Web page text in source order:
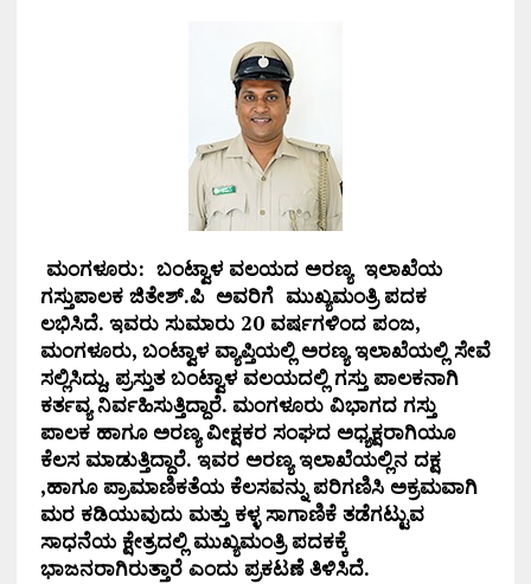
ಮಂಗಳೂರು: ಬಂಟ್ವಾಳ ವಲಯದ ಅರಣ್ಯ ಇಲಾಖೆಯ
ಗಸ್ತುಪಾಲಕ ಜಿತೇಶ್.ಪಿ ಅವರಿಗೆ ಮುಖ್ಯಮಂತ್ರಿ ಪದಕ
ಲಭಿಸಿದೆ. ಇವರು ಸುಮಾರು 20 ವರ್ಷಗಳಿಂದ ಪಂಜ,
ಮಂಗಳೂರು, ಬಂಟ್ವಾಳ ವ್ಯಾಪ್ತಿಯಲ್ಲಿ ಅರಣ್ಯ ಇಲಾಖೆಯಲ್ಲಿ ಸೇವೆ
ಸಲ್ಲಿಸಿದ್ದು, ಪ್ರಸ್ತುತ ಬಂಟ್ವಾಳ ವಲಯದಲ್ಲಿ ಗಸ್ತು ಪಾಲಕನಾಗಿ
ಕರ್ತವ್ಯ ನಿರ್ವಹಿಸುತ್ತಿದ್ದಾರೆ. ಮಂಗಳೂರು ವಿಭಾಗದ ಗಸ್ತು
ಪಾಲಕ ಹಾಗೂ ಅರಣ್ಯ ವೀಕ್ಷಕರ ಸಂಘದ ಅಧ್ಯಕ್ಷರಾಗಿಯೂ
ಕೆಲಸ ಮಾಡುತ್ತಿದ್ದಾರೆ. ಇವರ ಅರಣ್ಯ ಇಲಾಖೆಯಲ್ಲಿನ ದಕ್ಷ
,ಹಾಗೂ ಪ್ರಾಮಾಣಿಕತೆಯ ಕೆಲಸವನ್ನು ಪರಿಗಣಿಸಿ ಅಕ್ರಮವಾಗಿ
ಮರ ಕಡಿಯುವುದು ಮತ್ತು ಕಳ್ಳ ಸಾಗಾಣಿಕೆ ತಡೆಗಟ್ಟುವ
ಸಾಧನೆಯ ಕ್ಷೇತ್ರದಲ್ಲಿ ಮುಖ್ಯಮಂತ್ರಿ ಪದಕಕ್ಕೆ
ಭಾಜನರಾಗಿರುತ್ತಾರೆ ಎಂದು ಪ್ರಕಟಣೆ ತಿಳಿಸಿದೆ.